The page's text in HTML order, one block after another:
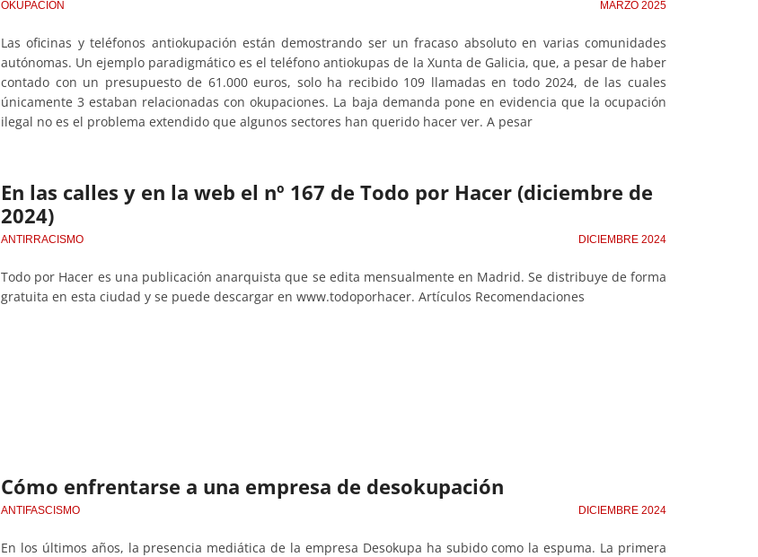
OKUPACIÓN MARZO 2025
Las oficinas y teléfonos antiokupación están demostrando ser un fracaso absoluto en varias comunidades
autónomas. Un ejemplo paradigmático es el teléfono antiokupas de la Xunta de Galicia, que, a pesar de haber
contado con un presupuesto de 61.000 euros, solo ha recibido 109 llamadas en todo 2024, de las cuales
únicamente 3 estaban relacionadas con okupaciones. La baja demanda pone en evidencia que la ocupación
ilegal no es el problema extendido que algunos sectores han querido hacer ver. A pesar
En las calles y en la web el nº 167 de Todo por Hacer (diciembre de
2024)
ANTIRRACISMO DICIEMBRE 2024
Todo por Hacer es una publicación anarquista que se edita mensualmente en Madrid. Se distribuye de forma
gratuita en esta ciudad y se puede descargar en www.todoporhacer. Artículos Recomendaciones
Cómo enfrentarse a una empresa de desokupación
ANTIFASCISMO DICIEMBRE 2024
En los últimos años, la presencia mediática de la empresa Desokupa ha subido como la espuma. La primera